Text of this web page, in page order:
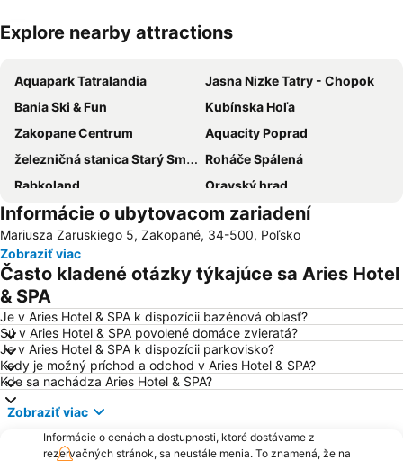
Explore nearby attractions
Aquapark Tatralandia
Jasna Nizke Tatry - Chopok
Bania Ski & Fun
Kubínska Hoľa
Zakopane Centrum
Aquacity Poprad
železničná stanica Starý Smokovec
Roháče Spálená
Rabkoland
Oravský hrad
Aqua Park Zakopane
Starý Smokovec - Hrebienok Funicular
Železničná stanica Poprad-Tatry
Železničná stanica Tatranská Lomnica
Terma Bukowina Tatrzańska
Spišská Sobota
Gubałówka
Tatranská Lomnica
Bachledka Ski and Sun
Jasná Nízke Tatry – Chopok
Smokovec – Hrebienok
Železničná stanica Štrbské pleso
Kaniówka - Białka Tatrzańska
Morskie Oko
Červený Kláštor
Park Zdrojowy
Matejovce
Kotelnica Białczańska
Informácie o ubytovacom zariadení
Mariusza Zaruskiego 5, Zakopané, 34-500, Poľsko
Zobraziť viac
Často kladené otázky týkajúce sa Aries Hotel
& SPA
Je v Aries Hotel & SPA k dispozícii bazénová oblasť?
Sú v Aries Hotel & SPA povolené domáce zvieratá?
Je v Aries Hotel & SPA k dispozícii parkovisko?
Kedy je možný príchod a odchod v Aries Hotel & SPA?
Kde sa nachádza Aries Hotel & SPA?
Zobraziť viac
Informácie o cenách a dostupnosti, ktoré dostávame z
rezervačných stránok, sa neustále menia. To znamená, že na